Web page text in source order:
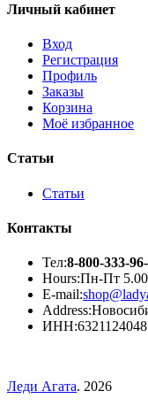
Личный кабинет
Вход
Регистрация
Профиль
Заказы
Корзина
Моё избранное
Статьи
Статьи
Контакты
Тел:8-800-333-
Hours:Пн-Пт
E-mail:
Address:
ИНН:
Леди Агата. 2026